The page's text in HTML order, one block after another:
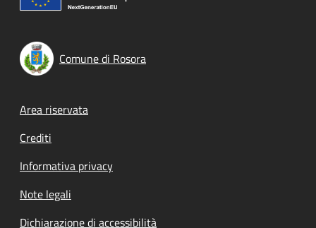
Comune di Rosora
Footer menu
Area riservata
Crediti
Informativa privacy
Note legali
Dichiarazione di accessibilità